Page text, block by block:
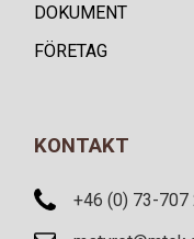
DOKUMENT
FÖRETAG
KONTAKT
+46 (0) 73-707